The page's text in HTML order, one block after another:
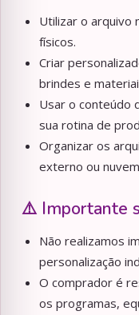
Utilizar o arquivo
físicos.
Criar
brindes e
Usar o conteúdo
sua rotina de
Organizar os
externo ou
⚠️ Importante
Não realizamos
personalização
O comprador é
os programas,